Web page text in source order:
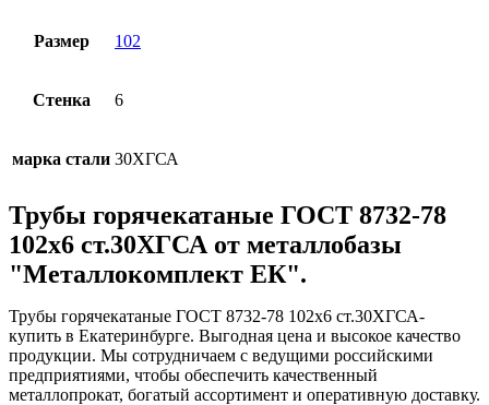
Размер 102
Стенка 6
марка стали 30ХГСА
Трубы горячекатаные ГОСТ 8732-78
102x6 ст.30ХГСА от металлобазы
"Металлокомплект ЕК".
Трубы горячекатаные ГОСТ 8732-78 102x6 ст.30ХГСА-
купить в Екатеринбурге. Выгодная цена и высокое качество
продукции. Мы сотрудничаем с ведущими российскими
предприятиями, чтобы обеспечить качественный
металлопрокат, богатый ассортимент и оперативную доставку.